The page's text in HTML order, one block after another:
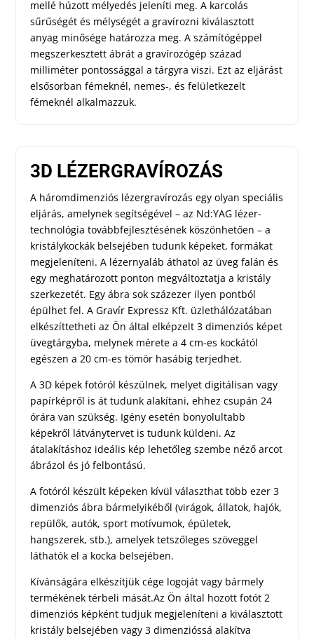
mellé húzott mélyedés jeleníti meg. A karcolás
sűrűségét és mélységét a gravírozni kiválasztott
anyag minősége határozza meg. A számítógéppel
megszerkesztett ábrát a gravírozógép század
milliméter pontossággal a tárgyra viszi. Ezt az eljárást
elsősorban fémeknél, nemes-, és felületkezelt
fémeknél alkalmazzuk.
3D LÉZERGRAVÍROZÁS
A háromdimenziós lézergravírozás egy olyan speciális
eljárás, amelynek segítségével – az Nd:YAG lézer-
technológia továbbfejlesztésének köszönhetően – a
kristálykockák belsejében tudunk képeket, formákat
megjeleníteni. A lézernyaláb áthatol az üveg falán és
egy meghatározott ponton megváltoztatja a kristály
szerkezetét. Egy ábra sok százezer ilyen pontból
épülhet fel. A Gravír Expressz Kft. üzlethálózatában
elkészíttetheti az Ön által elképzelt 3 dimenziós képet
üvegtárgyba, melynek mérete a 4 cm-es kockától
egészen a 20 cm-es tömör hasábig terjedhet.
A 3D képek fotóról készülnek, melyet digitálisan vagy
papírképről is át tudunk alakítani, ehhez csupán 24
órára van szükség. Igény esetén bonyolultabb
képekről látványtervet is tudunk küldeni. Az
átalakításhoz ideális kép lehetőleg szembe néző arcot
ábrázol és jó felbontású.
A fotóról készült képeken kívül választhat több ezer 3
dimenziós ábra bármelyikéből (virágok, állatok, hajók,
repülők, autók, sport motívumok, épületek,
hangszerek, stb.), amelyek tetszőleges szöveggel
láthatók el a kocka belsejében.
Kívánságára elkészítjük cége logoját vagy bármely
termékének térbeli mását.Az Ön által hozott fotót 2
dimenziós képként tudjuk megjeleníteni a kiválasztott
kristály belsejében vagy 3 dimenzióssá alakítva